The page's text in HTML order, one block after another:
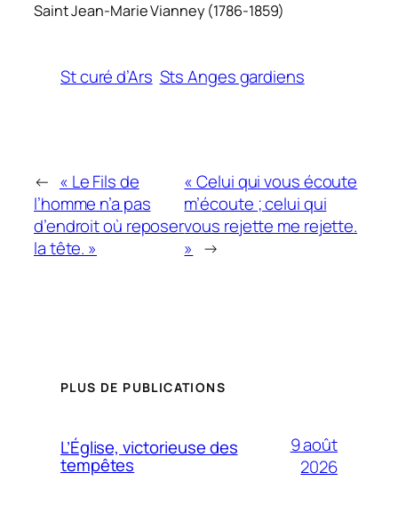
Saint Jean-Marie Vianney (1786-1859)
St curé d’Ars Sts Anges gardiens
← « Le Fils de
l’homme n’a pas
d’endroit où reposer
la tête. »
« Celui qui vous écoute
m’écoute ; celui qui
vous rejette me rejette.
» →
PLUS DE PUBLICATIONS
L’Église, victorieuse des
tempêtes
9 août
2026